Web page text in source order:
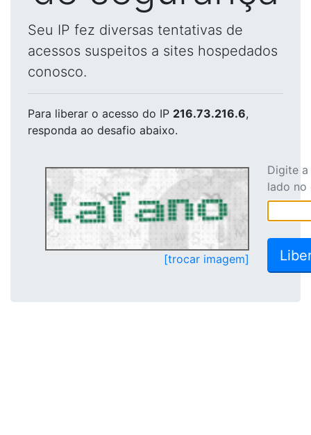
Seu IP fez diversas tentativas de
acessos suspeitos a sites hospedados
conosco.
Para liberar o acesso do IP 216.73.216.6,
responda ao desafio abaixo.
[trocar imagem]
Digite
lado no